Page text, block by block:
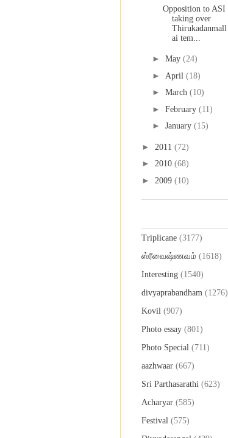
Opposition to ASI
taking over
Thirukadanmall
ai tem...
► May (24)
► April (18)
► March (10)
► February (11)
► January (15)
► 2011 (72)
► 2010 (68)
► 2009 (10)
Triplicane (3177)
ஸ்ரீவைஷ்ணவம் (1618)
Interesting (1540)
divyaprabandham (1276)
Kovil (907)
Photo essay (801)
Photo Special (711)
aazhwaar (667)
Sri Parthasarathi (623)
Acharyar (585)
Festival (575)